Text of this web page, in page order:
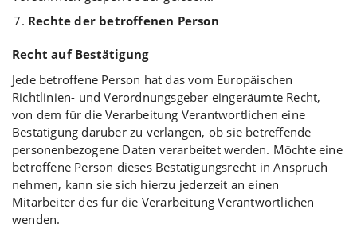
Rechte der betroffenen Person
Recht auf Bestätigung
Jede betroffene Person hat das vom Europäischen
Richtlinien- und Verordnungsgeber eingeräumte Recht,
von dem für die Verarbeitung Verantwortlichen eine
Bestätigung darüber zu verlangen, ob sie betreffende
personenbezogene Daten verarbeitet werden. Möchte eine
betroffene Person dieses Bestätigungsrecht in Anspruch
nehmen, kann sie sich hierzu jederzeit an einen
Mitarbeiter des für die Verarbeitung Verantwortlichen
wenden.